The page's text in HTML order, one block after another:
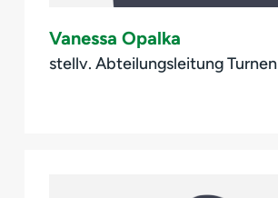
Vanessa Opalka
stellv. Abteilungsleitung Turnen